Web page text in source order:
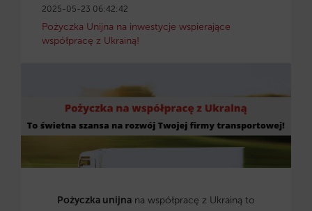
2025-05-23 06:42:42
Pożyczka Unijna na inwestycje wspierające
współpracę z Ukrainą!
Pożyczka unijna na współpracę z Ukrainą to